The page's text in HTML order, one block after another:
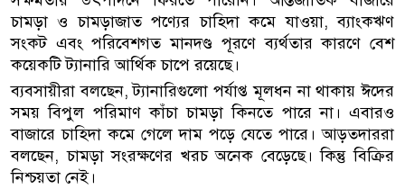
চামড়া ও চামড়াজাত পণ্যের চাহিদা কমে যাওয়া, ব্যাংকঋণ
সংকট এবং পরিবেশগত মানদণ্ড পূরণে ব্যর্থতার কারণে বেশ
কয়েকটি ট্যানারি আর্থিক চাপে রয়েছে।
ব্যবসায়ীরা বলছেন, ট্যানারিগুলো পর্যাপ্ত মূলধন না থাকায় ঈদের
সময় বিপুল পরিমাণ কাঁচা চামড়া কিনতে পারে না। এবারও
বাজারে চাহিদা কমে গেলে দাম পড়ে যেতে পারে। আড়তদাররা
বলছেন, চামড়া সংরক্ষণের খরচ অনেক বেড়েছে। কিন্তু বিক্রির
নিশ্চয়তা নেই।